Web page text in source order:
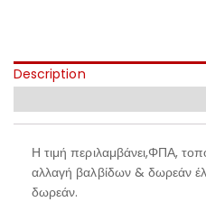
Description
Η τιμή περιλαμβάνει,ΦΠΑ,
αλλαγή βαλβίδων & δωρεάν
δωρεάν.